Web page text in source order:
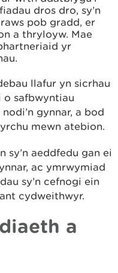
dros dro, sy’n
pob gradd, er
a thryloyw. Mae
yr
llafur yn sicrhau
o safbwyntiau
gynnar, a bod
mewn atebion.
aeddfedu gan ei
ac ymrwymiad
sy’n cefnogi ein
cydweithwyr.
a